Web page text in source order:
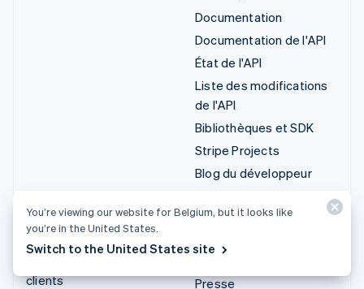
Documentation
Documentation de l'API
État de l'API
Liste des modifications
de l'API
Bibliothèques et SDK
Stripe Projects
Blog du développeur
Ressources
Guides
clients
Entreprise
Presse
You’re viewing our website for Belgium, but it looks like
you’re in the United States.
Switch to the United States site